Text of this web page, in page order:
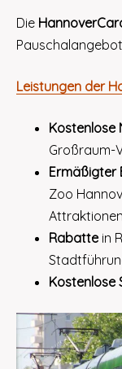
Die
Leistungen der
Kostenlose
Großraum-
Ermäßigter
Zoo
Attraktionen
Rabattein
Kostenlose